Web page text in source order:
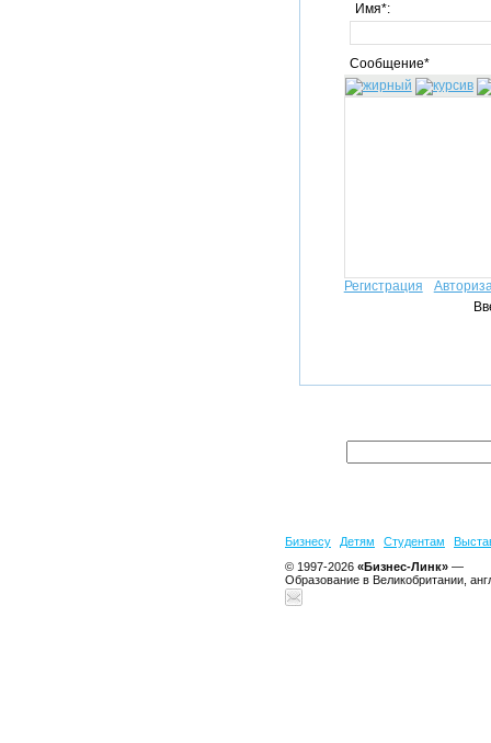
Имя*:
Сообщение*
Регистрация
Бизнесу Детям Студентам
© 1997-2026 «Бизнес-Линк» —
Образование в Великобритании,